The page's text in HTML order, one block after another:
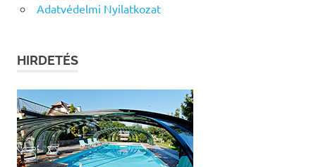
Adatvédelmi Nyilatkozat
HIRDETÉS